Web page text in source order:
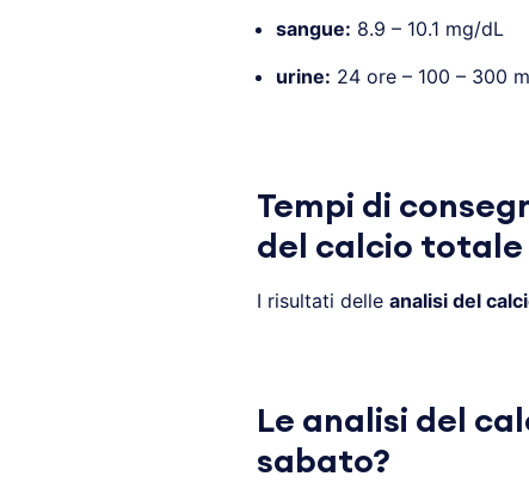
sangue: 8.9 – 10.1 mg/dL
urine: 24 ore – 100 – 300
Tempi di
del calcio totale
I risultati delle analisi del
Le analisi del
sabato?